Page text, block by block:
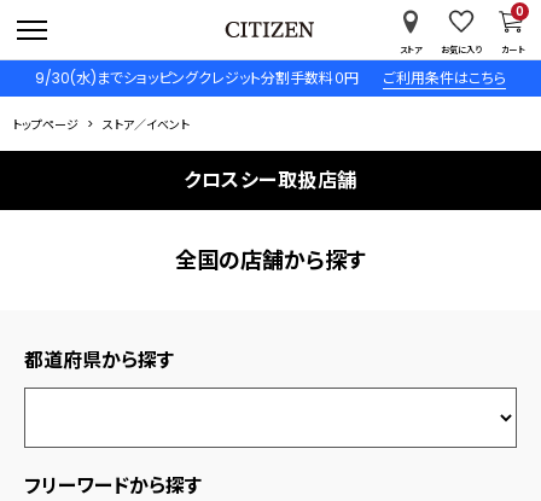
9/30(水)までショッピングクレジット分割手数料０円 ご利用条件はこちら
ストア お気に入り カート
0
トップページ ストア／イベント
クロスシー取扱店舗
全国の店舗から探す
都道府県から探す
フリーワードから探す